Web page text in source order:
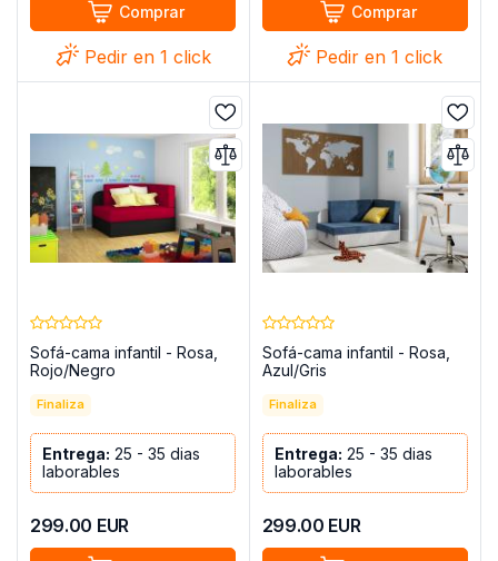
Comprar
Pedir en 1 click
Comprar
Pedir en 1 click
Sofá-cama infantil - Rosa,
Rojo/Negro
Finaliza
Entrega: 25 - 35 dias
laborables
299.00 EUR
Sofá-cama infantil - Rosa,
Azul/Gris
Finaliza
Entrega: 25 - 35 dias
laborables
299.00 EUR